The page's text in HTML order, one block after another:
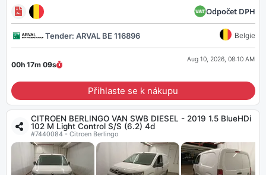
Odpočet DPH
Tender: ARVAL BE 116896 Belgie
00h 17m 08s
Aug 10, 2026, 08:10 AM
Přihlaste se k nákupu
CITROEN BERLINGO VAN SWB DIESEL - 2019 1.5 BlueHDi
102 M Light Control S/S (6.2) 4d
#7440084 - Citroen Berlingo